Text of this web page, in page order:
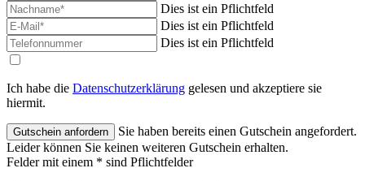
Dies ist ein Pflichtfeld
Dies ist ein Pflichtfeld
Dies ist ein Pflichtfeld
Ich habe die Datenschutzerklärung gelesen und akzeptiere sie
hiermit.
Sie haben bereits einen Gutschein angefordert.
Leider können Sie keinen weiteren Gutschein erhalten.
Felder mit einem * sind Pflichtfelder